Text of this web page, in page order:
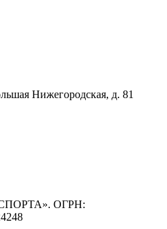
Нижегородская, д. 81
ОГРН: